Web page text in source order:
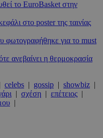
το EuroBasket στην
στο poster της ταινίας
φωτογραφήθηκε για το must
ανεβαίνει η θερμοκρασία
celebs | gossip | showbiz |
| σχέση | επέτειος |
|